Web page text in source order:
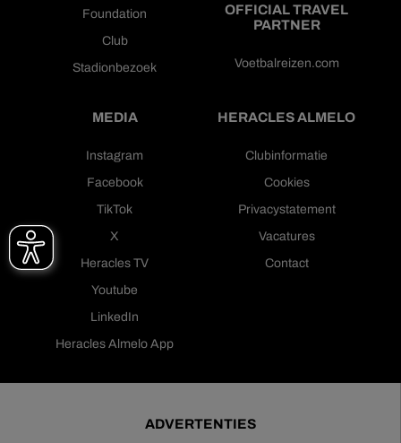
Foundation
Club
Stadionbezoek
OFFICIAL TRAVEL
PARTNER
Voetbalreizen.com
MEDIA
Instagram
Facebook
TikTok
X
Heracles TV
Youtube
LinkedIn
Heracles Almelo App
HERACLES ALMELO
Clubinformatie
Cookies
Privacystatement
Vacatures
Contact
ADVERTENTIES